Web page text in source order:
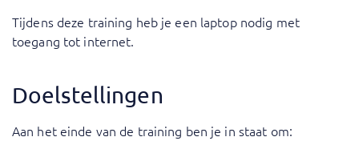
Tijdens deze training heb je een laptop nodig met
toegang tot internet.
Doelstellingen
Aan het einde van de training ben je in staat om: